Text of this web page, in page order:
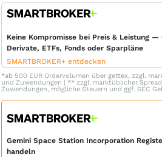
Keine Kompromisse bei Preis & Leistung —
Derivate, ETFs, Fonds oder Sparpläne
SMARTBROKER+ entdecken
*ab 500 EUR Ordervolumen über gettex, zzgl.
und Zuwendungen | ** zzgl. marktüblicher
Zuwendungen, mögliche Steuern und ggf. SEC
Gemini Space Station Incorporation
handeln